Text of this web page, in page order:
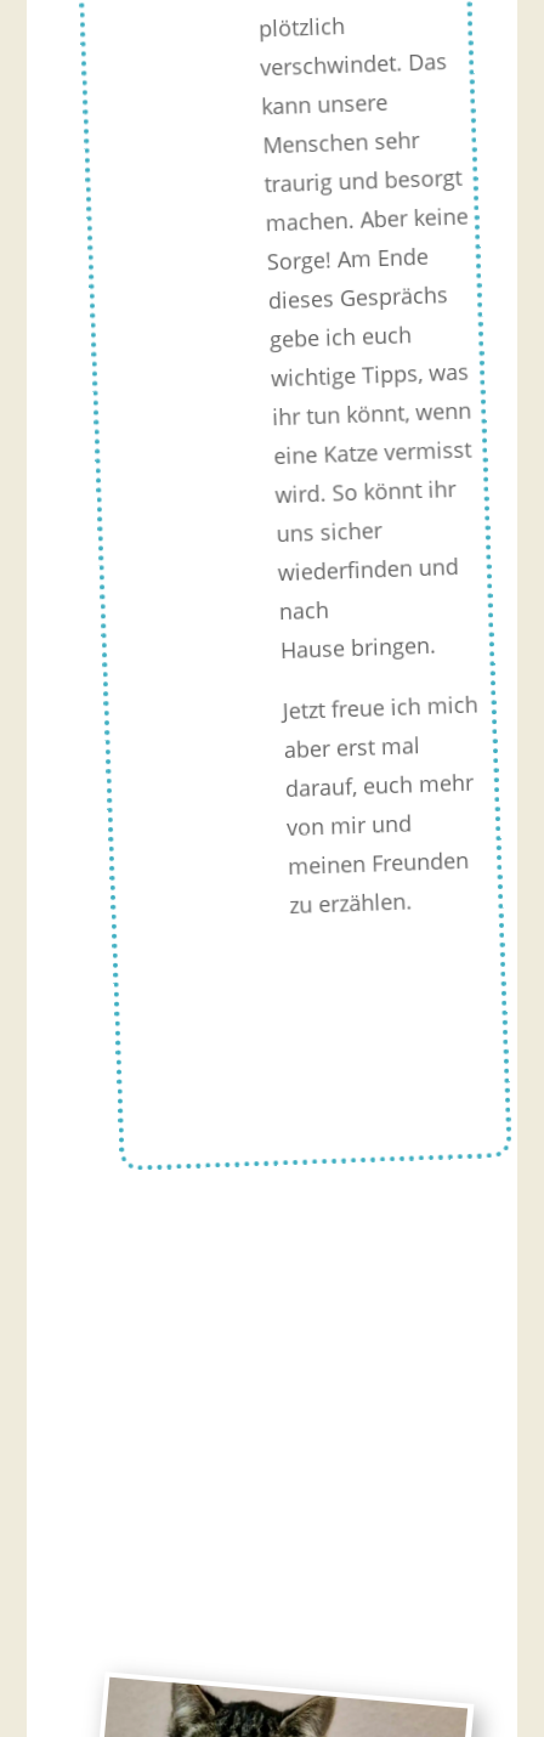
plötzlich
verschwindet. Das
kann unsere
Menschen sehr
traurig und besorgt
machen. Aber keine
Sorge! Am Ende
dieses Gesprächs
gebe ich euch
wichtige Tipps, was
ihr tun könnt, wenn
eine Katze vermisst
wird. So könnt ihr
uns sicher
wiederfinden und
nach
Hause bringen.
Jetzt freue ich mich
aber erst mal
darauf, euch mehr
von mir und
meinen Freunden
zu erzählen.